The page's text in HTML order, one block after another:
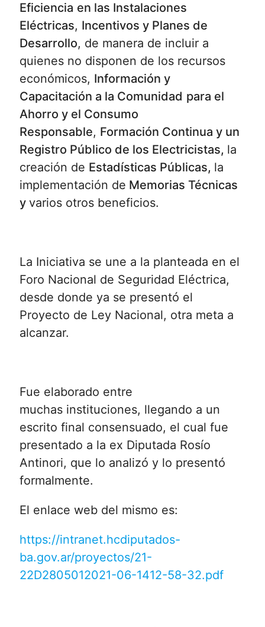
Eficiencia en las Instalaciones
Eléctricas, Incentivos y Planes de
Desarrollo, de manera de incluir a
quienes no disponen de los recursos
económicos, Información y
Capacitación a la Comunidad para el
Ahorro y el Consumo
Responsable, Formación Continua y un
Registro Público de los Electricistas, la
creación de Estadísticas Públicas, la
implementación de Memorias Técnicas
y varios otros beneficios.
La Iniciativa se une a la planteada en el
Foro Nacional de Seguridad Eléctrica,
desde donde ya se presentó el
Proyecto de Ley Nacional, otra meta a
alcanzar.
Fue elaborado entre
muchas instituciones, llegando a un
escrito final consensuado, el cual fue
presentado a la ex Diputada Rosío
Antinori, que lo analizó y lo presentó
formalmente.
El enlace web del mismo es:
https://intranet.hcdiputados-
ba.gov.ar/proyectos/21-
22D2805012021-06-1412-58-32.pdf